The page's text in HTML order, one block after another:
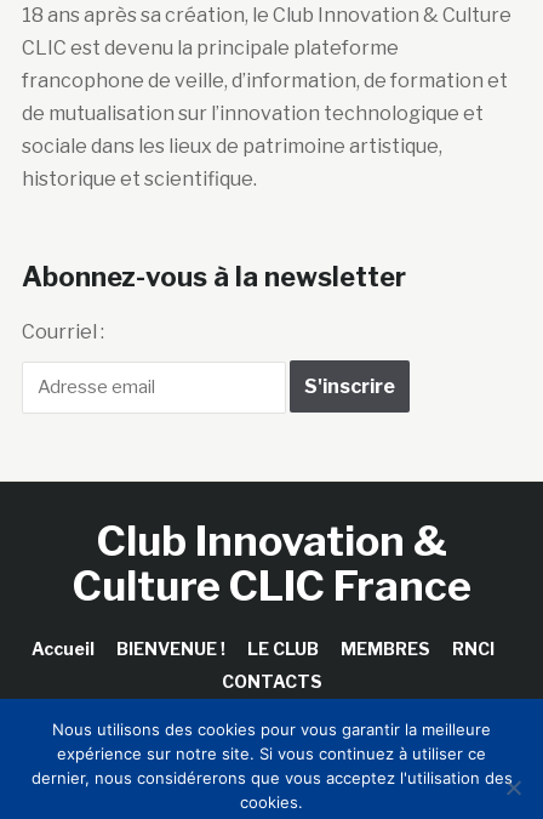
18 ans après sa création, le Club Innovation & Culture
CLIC est devenu la principale plateforme
francophone de veille, d’information, de formation et
de mutualisation sur l’innovation technologique et
sociale dans les lieux de patrimoine artistique,
historique et scientifique.
Abonnez-vous à la newsletter
Courriel :
Club Innovation &
Culture CLIC France
Accueil BIENVENUE ! LE CLUB MEMBRES
RNCI
CONTACTS
Copyright © 2026 Club Innovation & Culture CLIC France /
Sinapses Conseils
Nous utilisons des cookies pour vous garantir la meilleure
expérience sur notre site. Si vous continuez à utiliser ce
dernier, nous considérerons que vous acceptez l'utilisation des
cookies.